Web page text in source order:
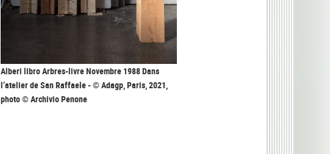
Alberi libro Arbres-livre Novembre 1988 Dans
l’atelier de San Raffaele - © Adagp, Paris, 2021,
photo © Archivio Penone